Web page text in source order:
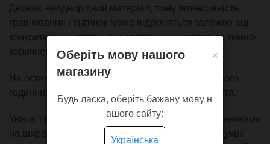
Дерево неоднорідний матеріал, тому інтенсивність
гравіювання і відтінок може відрізняться залежно від
конкретного футляра (від світло-коричневого до темно-
коричневого).
На останньому фото приклад пакування наручного
годинника Тут і зараз з використанням ложемента.
Увага: при замовленні боксу з браслетами, годинниками
на широкому ремінці або окремо для своєї продукції
×
Оберіть мову нашого
магазину
Будь ласка, оберіть бажану мову н
ашого сайту:
Українська